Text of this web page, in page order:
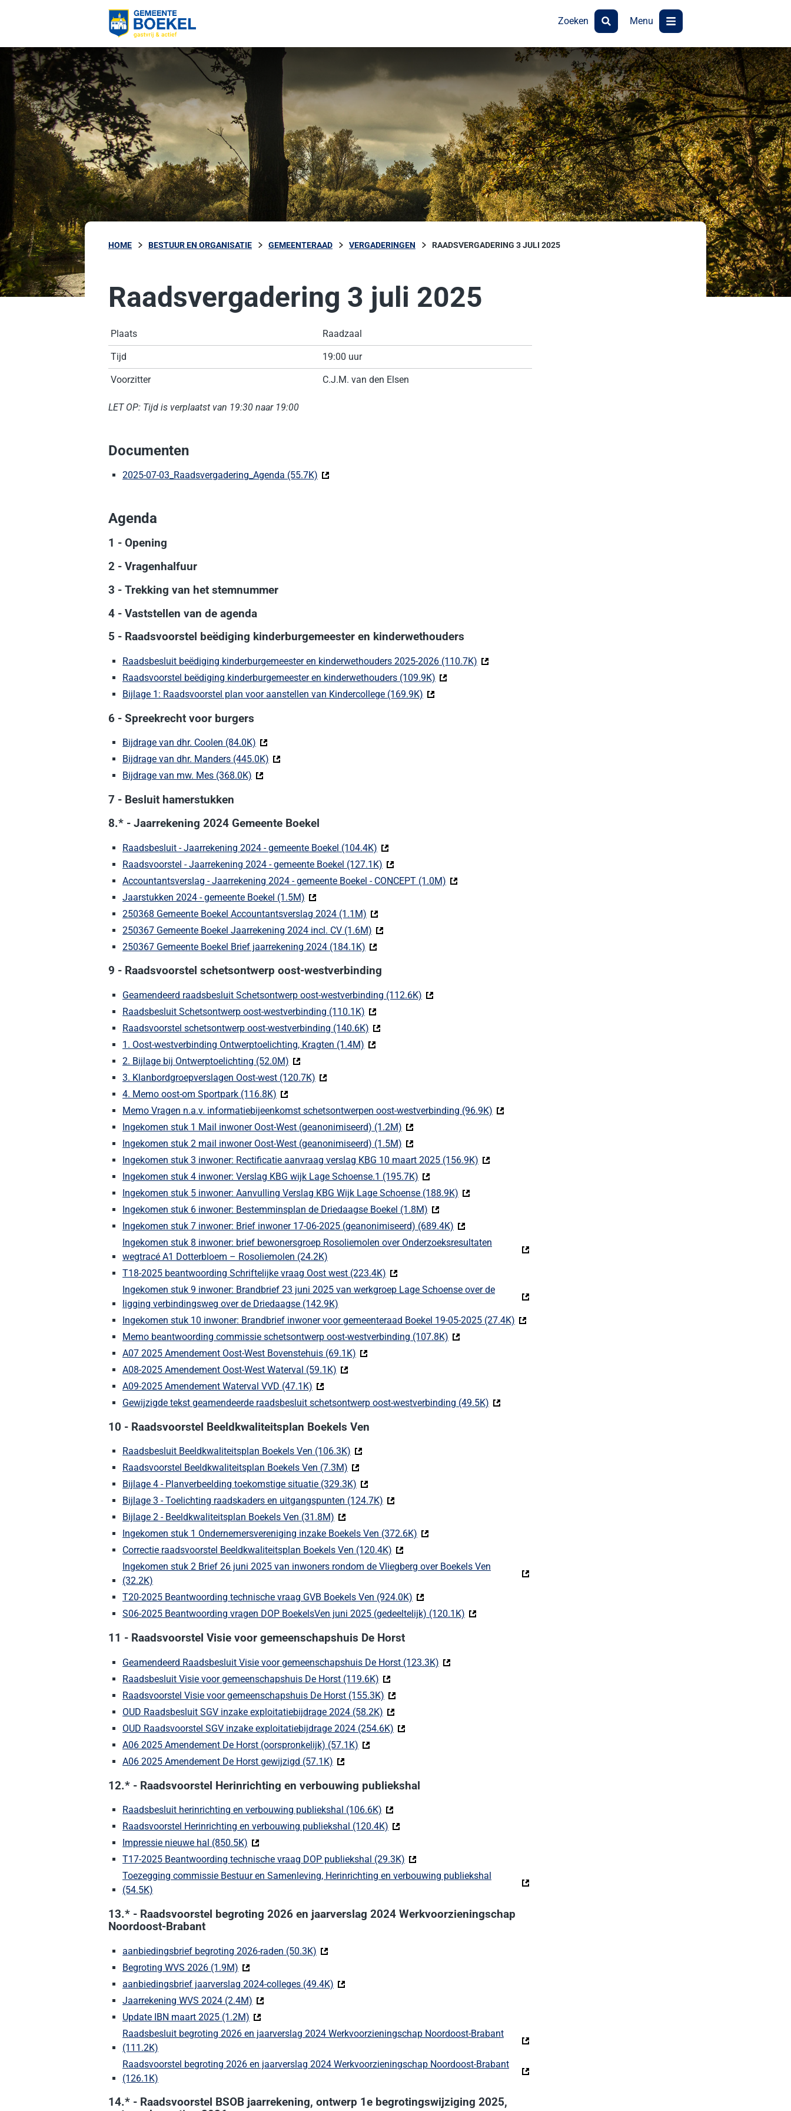
Zoeken Menu
HOME BESTUUR EN ORGANISATIE GEMEENTERAAD VERGADERINGEN RAADSVERGADERING 3 JULI 2025
Raadsvergadering 3 juli 2025
Plaats Raadzaal
Tijd 19:00 uur
Voorzitter C.J.M. van den Elsen
LET OP: Tijd is verplaatst van 19:30 naar 19:00
Documenten
2025-07-03_Raadsvergadering_Agenda (55.7K) (Deze link gaat naar een externe website)
Agenda
1 - Opening
2 - Vragenhalfuur
3 - Trekking van het stemnummer
4 - Vaststellen van de agenda
5 - Raadsvoorstel beëdiging kinderburgemeester en kinderwethouders
Raadsbesluit beëdiging kinderburgemeester en kinderwethouders 2025-2026 (110.7K) (Deze link gaat naar een externe website)
Raadsvoorstel beëdiging kinderburgemeester en kinderwethouders (109.9K) (Deze link gaat naar een externe website)
Bijlage 1: Raadsvoorstel plan voor aanstellen van Kindercollege (169.9K) (Deze link gaat naar een externe website)
6 - Spreekrecht voor burgers
Bijdrage van dhr. Coolen (84.0K) (Deze link gaat naar een externe website)
Bijdrage van dhr. Manders (445.0K) (Deze link gaat naar een externe website)
Bijdrage van mw. Mes (368.0K) (Deze link gaat naar een externe website)
7 - Besluit hamerstukken
8.* - Jaarrekening 2024 Gemeente Boekel
Raadsbesluit - Jaarrekening 2024 - gemeente Boekel (104.4K) (Deze link gaat naar een externe website)
Raadsvoorstel - Jaarrekening 2024 - gemeente Boekel (127.1K) (Deze link gaat naar een externe website)
Accountantsverslag - Jaarrekening 2024 - gemeente Boekel - CONCEPT (1.0M) (Deze link gaat naar een externe website)
Jaarstukken 2024 - gemeente Boekel (1.5M) (Deze link gaat naar een externe website)
250368 Gemeente Boekel Accountantsverslag 2024 (1.1M) (Deze link gaat naar een externe website)
250367 Gemeente Boekel Jaarrekening 2024 incl. CV (1.6M) (Deze link gaat naar een externe website)
250367 Gemeente Boekel Brief jaarrekening 2024 (184.1K) (Deze link gaat naar een externe website)
9 - Raadsvoorstel schetsontwerp oost-westverbinding
Geamendeerd raadsbesluit Schetsontwerp oost-westverbinding (112.6K) (Deze link gaat naar een externe website)
Raadsbesluit Schetsontwerp oost-westverbinding (110.1K) (Deze link gaat naar een externe website)
Raadsvoorstel schetsontwerp oost-westverbinding (140.6K) (Deze link gaat naar een externe website)
1. Oost-westverbinding Ontwerptoelichting, Kragten (1.4M) (Deze link gaat naar een externe website)
2. Bijlage bij Ontwerptoelichting (52.0M) (Deze link gaat naar een externe website)
3. Klanbordgroepverslagen Oost-west (120.7K) (Deze link gaat naar een externe website)
4. Memo oost-om Sportpark (116.8K) (Deze link gaat naar een externe website)
Memo Vragen n.a.v. informatiebijeenkomst schetsontwerpen oost-westverbinding (96.9K) (Deze link gaat naar een externe website)
Ingekomen stuk 1 Mail inwoner Oost-West (geanonimiseerd) (1.2M) (Deze link gaat naar een externe website)
Ingekomen stuk 2 mail inwoner Oost-West (geanonimiseerd) (1.5M) (Deze link gaat naar een externe website)
Ingekomen stuk 3 inwoner: Rectificatie aanvraag verslag KBG 10 maart 2025 (156.9K) (Deze link gaat naar een externe website)
Ingekomen stuk 4 inwoner: Verslag KBG wijk Lage Schoense.1 (195.7K) (Deze link gaat naar een externe website)
Ingekomen stuk 5 inwoner: Aanvulling Verslag KBG Wijk Lage Schoense (188.9K) (Deze link gaat naar een externe website)
Ingekomen stuk 6 inwoner: Bestemminsplan de Driedaagse Boekel (1.8M) (Deze link gaat naar een externe website)
Ingekomen stuk 7 inwoner: Brief inwoner 17-06-2025 (geanonimiseerd) (689.4K) (Deze link gaat naar een externe website)
Ingekomen stuk 8 inwoner: brief bewonersgroep Rosoliemolen over Onderzoeksresultaten
wegtracé A1 Dotterbloem – Rosoliemolen (24.2K)
T18-2025 beantwoording Schriftelijke vraag Oost west (223.4K) (Deze link gaat naar een externe website)
Ingekomen stuk 9 inwoner: Brandbrief 23 juni 2025 van werkgroep Lage Schoense over de
ligging verbindingsweg over de Driedaagse (142.9K)
Ingekomen stuk 10 inwoner: Brandbrief inwoner voor gemeenteraad Boekel 19-05-2025 (27.4K) (Deze link gaat naar een externe website)
Memo beantwoording commissie schetsontwerp oost-westverbinding (107.8K) (Deze link gaat naar een externe website)
A07 2025 Amendement Oost-West Bovenstehuis (69.1K) (Deze link gaat naar een externe website)
A08-2025 Amendement Oost-West Waterval (59.1K) (Deze link gaat naar een externe website)
A09-2025 Amendement Waterval VVD (47.1K) (Deze link gaat naar een externe website)
Gewijzigde tekst geamendeerde raadsbesluit schetsontwerp oost-westverbinding (49.5K) (Deze link gaat naar een externe website)
10 - Raadsvoorstel Beeldkwaliteitsplan Boekels Ven
Raadsbesluit Beeldkwaliteitsplan Boekels Ven (106.3K) (Deze link gaat naar een externe website)
Raadsvoorstel Beeldkwaliteitsplan Boekels Ven (7.3M) (Deze link gaat naar een externe website)
Bijlage 4 - Planverbeelding toekomstige situatie (329.3K) (Deze link gaat naar een externe website)
Bijlage 3 - Toelichting raadskaders en uitgangspunten (124.7K) (Deze link gaat naar een externe website)
Bijlage 2 - Beeldkwaliteitsplan Boekels Ven (31.8M) (Deze link gaat naar een externe website)
Ingekomen stuk 1 Ondernemersvereniging inzake Boekels Ven (372.6K) (Deze link gaat naar een externe website)
Correctie raadsvoorstel Beeldkwaliteitsplan Boekels Ven (120.4K) (Deze link gaat naar een externe website)
Ingekomen stuk 2 Brief 26 juni 2025 van inwoners rondom de Vliegberg over Boekels Ven
(32.2K)
T20-2025 Beantwoording technische vraag GVB Boekels Ven (924.0K) (Deze link gaat naar een externe website)
S06-2025 Beantwoording vragen DOP BoekelsVen juni 2025 (gedeeltelijk) (120.1K) (Deze link gaat naar een externe website)
11 - Raadsvoorstel Visie voor gemeenschapshuis De Horst
Geamendeerd Raadsbesluit Visie voor gemeenschapshuis De Horst (123.3K) (Deze link gaat naar een externe website)
Raadsbesluit Visie voor gemeenschapshuis De Horst (119.6K) (Deze link gaat naar een externe website)
Raadsvoorstel Visie voor gemeenschapshuis De Horst (155.3K) (Deze link gaat naar een externe website)
OUD Raadsbesluit SGV inzake exploitatiebijdrage 2024 (58.2K) (Deze link gaat naar een externe website)
OUD Raadsvoorstel SGV inzake exploitatiebijdrage 2024 (254.6K) (Deze link gaat naar een externe website)
A06 2025 Amendement De Horst (oorspronkelijk) (57.1K) (Deze link gaat naar een externe website)
A06 2025 Amendement De Horst gewijzigd (57.1K) (Deze link gaat naar een externe website)
12.* - Raadsvoorstel Herinrichting en verbouwing publiekshal
Raadsbesluit herinrichting en verbouwing publiekshal (106.6K) (Deze link gaat naar een externe website)
Raadsvoorstel Herinrichting en verbouwing publiekshal (120.4K) (Deze link gaat naar een externe website)
Impressie nieuwe hal (850.5K) (Deze link gaat naar een externe website)
T17-2025 Beantwoording technische vraag DOP publiekshal (29.3K) (Deze link gaat naar een externe website)
Toezegging commissie Bestuur en Samenleving, Herinrichting en verbouwing publiekshal
(54.5K)
13.* - Raadsvoorstel begroting 2026 en jaarverslag 2024 Werkvoorzieningschap
Noordoost-Brabant
aanbiedingsbrief begroting 2026-raden (50.3K) (Deze link gaat naar een externe website)
Begroting WVS 2026 (1.9M) (Deze link gaat naar een externe website)
aanbiedingsbrief jaarverslag 2024-colleges (49.4K) (Deze link gaat naar een externe website)
Jaarrekening WVS 2024 (2.4M) (Deze link gaat naar een externe website)
Update IBN maart 2025 (1.2M) (Deze link gaat naar een externe website)
Raadsbesluit begroting 2026 en jaarverslag 2024 Werkvoorzieningschap Noordoost-Brabant
(111.2K)
Raadsvoorstel begroting 2026 en jaarverslag 2024 Werkvoorzieningschap Noordoost-Brabant
(126.1K)
14.* - Raadsvoorstel BSOB jaarrekening, ontwerp 1e begrotingswijziging 2025,